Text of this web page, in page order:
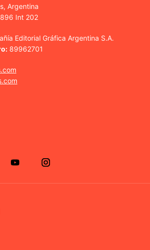
Argentina
Int 202
Editorial Gráfica Argentina S.A.
89962701